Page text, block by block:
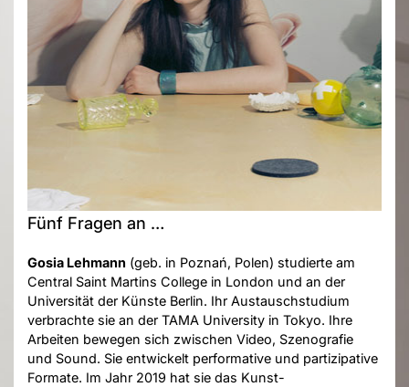
Fünf Fragen an …
Gosia Lehmann (geb. in Poznań, Polen) studierte am
Central Saint Martins College in London und an der
Universität der Künste Berlin. Ihr Austauschstudium
verbrachte sie an der TAMA University in Tokyo. Ihre
Arbeiten bewegen sich zwischen Video, Szenografie
und Sound. Sie entwickelt performative und partizipative
Formate. Im Jahr 2019 hat sie das Kunst-